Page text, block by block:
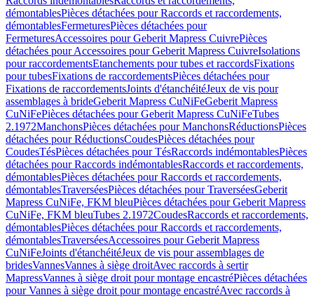
démontablesPièces détachées pour Raccords et raccordements,
démontablesFermeturesPièces détachées pour
FermeturesAccessoires pour Geberit Mapress CuivrePièces
détachées pour Accessoires pour Geberit Mapress CuivreIsolations
pour raccordementsEtanchements pour tubes et raccordsFixations
pour tubesFixations de raccordementsPièces détachées pour
Fixations de raccordementsJoints d'étanchéitéJeux de vis pour
assemblages à brideGeberit Mapress CuNiFeGeberit Mapress
CuNiFePièces détachées pour Geberit Mapress CuNiFeTubes
2.1972ManchonsPièces détachées pour ManchonsRéductionsPièces
détachées pour RéductionsCoudesPièces détachées pour
CoudesTésPièces détachées pour TésRaccords indémontablesPièces
détachées pour Raccords indémontablesRaccords et raccordements,
démontablesPièces détachées pour Raccords et raccordements,
démontablesTraverséesPièces détachées pour TraverséesGeberit
Mapress CuNiFe, FKM bleuPièces détachées pour Geberit Mapress
CuNiFe, FKM bleuTubes 2.1972CoudesRaccords et raccordements,
démontablesPièces détachées pour Raccords et raccordements,
démontablesTraverséesAccessoires pour Geberit Mapress
CuNiFeJoints d'étanchéitéJeux de vis pour assemblages de
bridesVannesVannes à siège droitAvec raccords à sertir
MapressVannes à siège droit pour montage encastréPièces détachées
pour Vannes à siège droit pour montage encastréAvec raccords à